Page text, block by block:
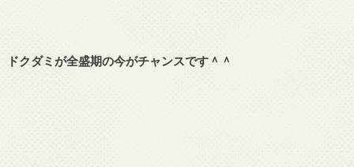
ドクダミが全盛期の今がチャンスです＾＾